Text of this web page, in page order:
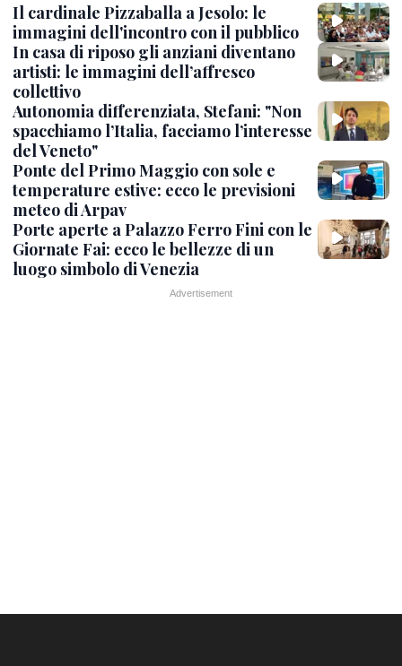
Il cardinale Pizzaballa a Jesolo: le
immagini dell'incontro con il pubblico
In casa di riposo gli anziani diventano
artisti: le immagini dell’affresco
collettivo
Autonomia differenziata, Stefani: "Non
spacchiamo l’Italia, facciamo l’interesse
del Veneto"
Ponte del Primo Maggio con sole e
temperature estive: ecco le previsioni
meteo di Arpav
Porte aperte a Palazzo Ferro Fini con le
Giornate Fai: ecco le bellezze di un
luogo simbolo di Venezia